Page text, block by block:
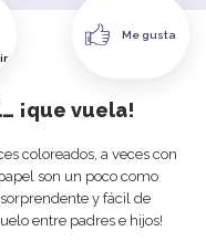
Me gusta
¡que vuela!
coloreados, a veces con
son un poco como
y fácil de
entre padres e hijos!